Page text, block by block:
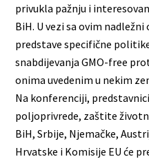
privukla pažnju i
BiH. U vezi sa ovim
predstave specifične
snabdijevanja GMO-free
onima uvedenim u nekim
Na konferenciji,
poljoprivrede, zaštite
BiH, Srbije, Njemačke,
Hrvatske i Komisije EU će